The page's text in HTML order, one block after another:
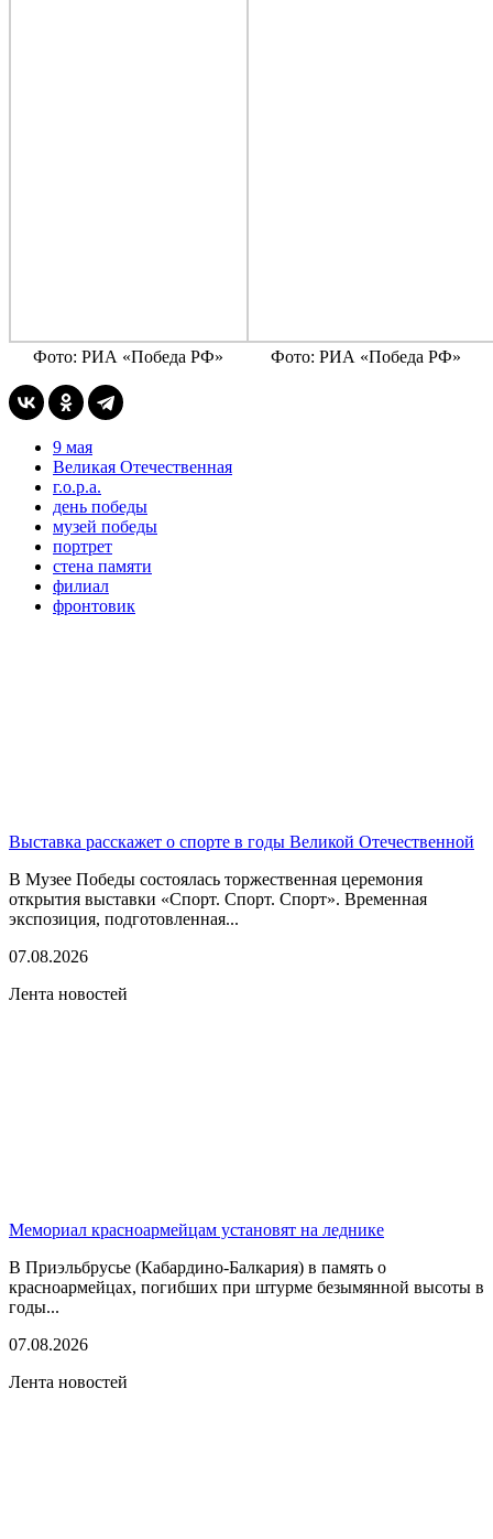
Фото: РИА «Победа РФ» Фото: РИА «Победа РФ»
9 мая
Великая Отечественная
г.о.р.а.
день победы
музей победы
портрет
стена памяти
филиал
фронтовик
Выставка расскажет о спорте в годы Великой Отечественной
В Музее Победы состоялась торжественная церемония
открытия выставки «Спорт. Спорт. Спорт». Временная
экспозиция, подготовленная...
07.08.2026
Лента новостей
Мемориал красноармейцам установят на леднике
В Приэльбрусье (Кабардино-Балкария) в память о
красноармейцах, погибших при штурме безымянной высоты в
годы...
07.08.2026
Лента новостей